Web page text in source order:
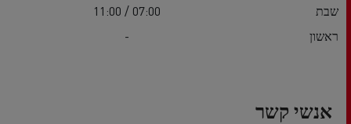
שבת
07:00 / 11:00
ראשון
-
אנשי קשר